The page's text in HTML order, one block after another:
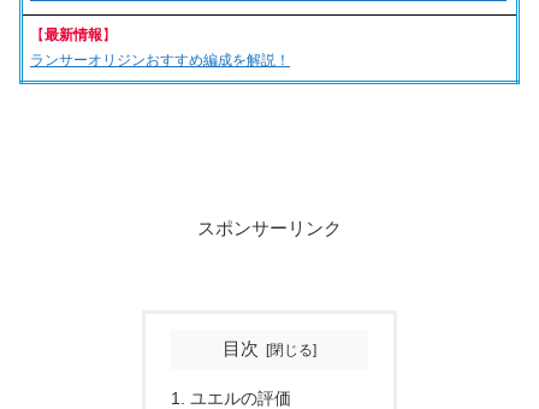
【最新情報 】
ランサーオリジンおすすめ編成を解説！
スポンサーリンク
目次
ユエルの評価